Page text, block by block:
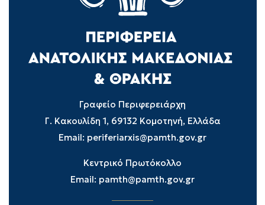
Γραφείο Περιφερειάρχη
Γ. Κακουλίδη 1, 69132 Κομοτηνή, Ελλάδα
Email: periferiarxis@pamth.gov.gr
Κεντρικό Πρωτόκολλο
Email: pamth@pamth.gov.gr